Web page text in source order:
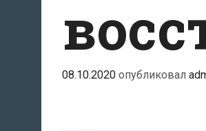
08.10.2020 опубликовал